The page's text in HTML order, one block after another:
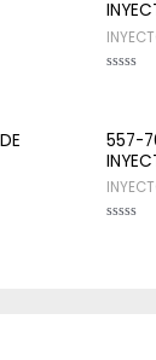
5
557-